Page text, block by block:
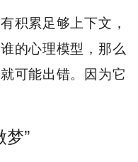
积累足够上下文，
的心理模型，那么
可能出错。因为它
”